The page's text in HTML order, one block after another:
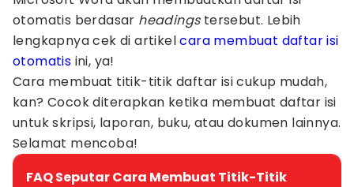
otomatis berdasar headings tersebut. Lebih
lengkapnya cek di artikelcara membuat daftar isi
otomatis ini, ya!
Cara membuat titik-titik daftar isi cukup mudah,
kan? Cocok diterapkan ketika membuat daftar isi
untuk skripsi, laporan, buku, atau dokumen lainnya.
Selamat mencoba!
FAQ Seputar Cara Membuat Titik-Titik